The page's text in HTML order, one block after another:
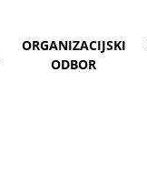
ORGANIZACIJSKI
ODBOR